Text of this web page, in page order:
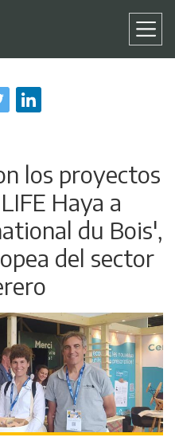
los proyectos
Haya a
du Bois',
del sector